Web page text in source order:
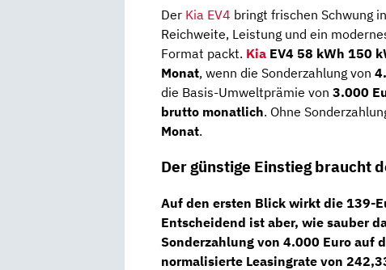
Der Kia EV4 bringt frischen Schwung
Reichweite, Leistung und ein
Format packt. Kia EV4 58 kWh 150
Monat, wenn die Sonderzahlung von
die Basis-Umweltprämie von 3.000
brutto monatlich. Ohne
Monat.
Der günstige Einstieg braucht
Auf den ersten Blick wirkt die 139-
Entscheidend ist aber, wie sauber
Sonderzahlung von 4.000 Euro auf
normalisierte Leasingrate von